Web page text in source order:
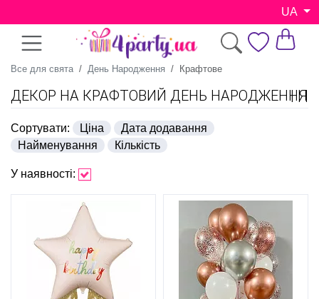
UA
Все для свята День Народження Крафтове
ДЕКОР НА КРАФТОВИЙ ДЕНЬ НАРОДЖЕННЯ
Сортувати: Ціна
Дата додавання
Найменування
Кількість
У наявності: